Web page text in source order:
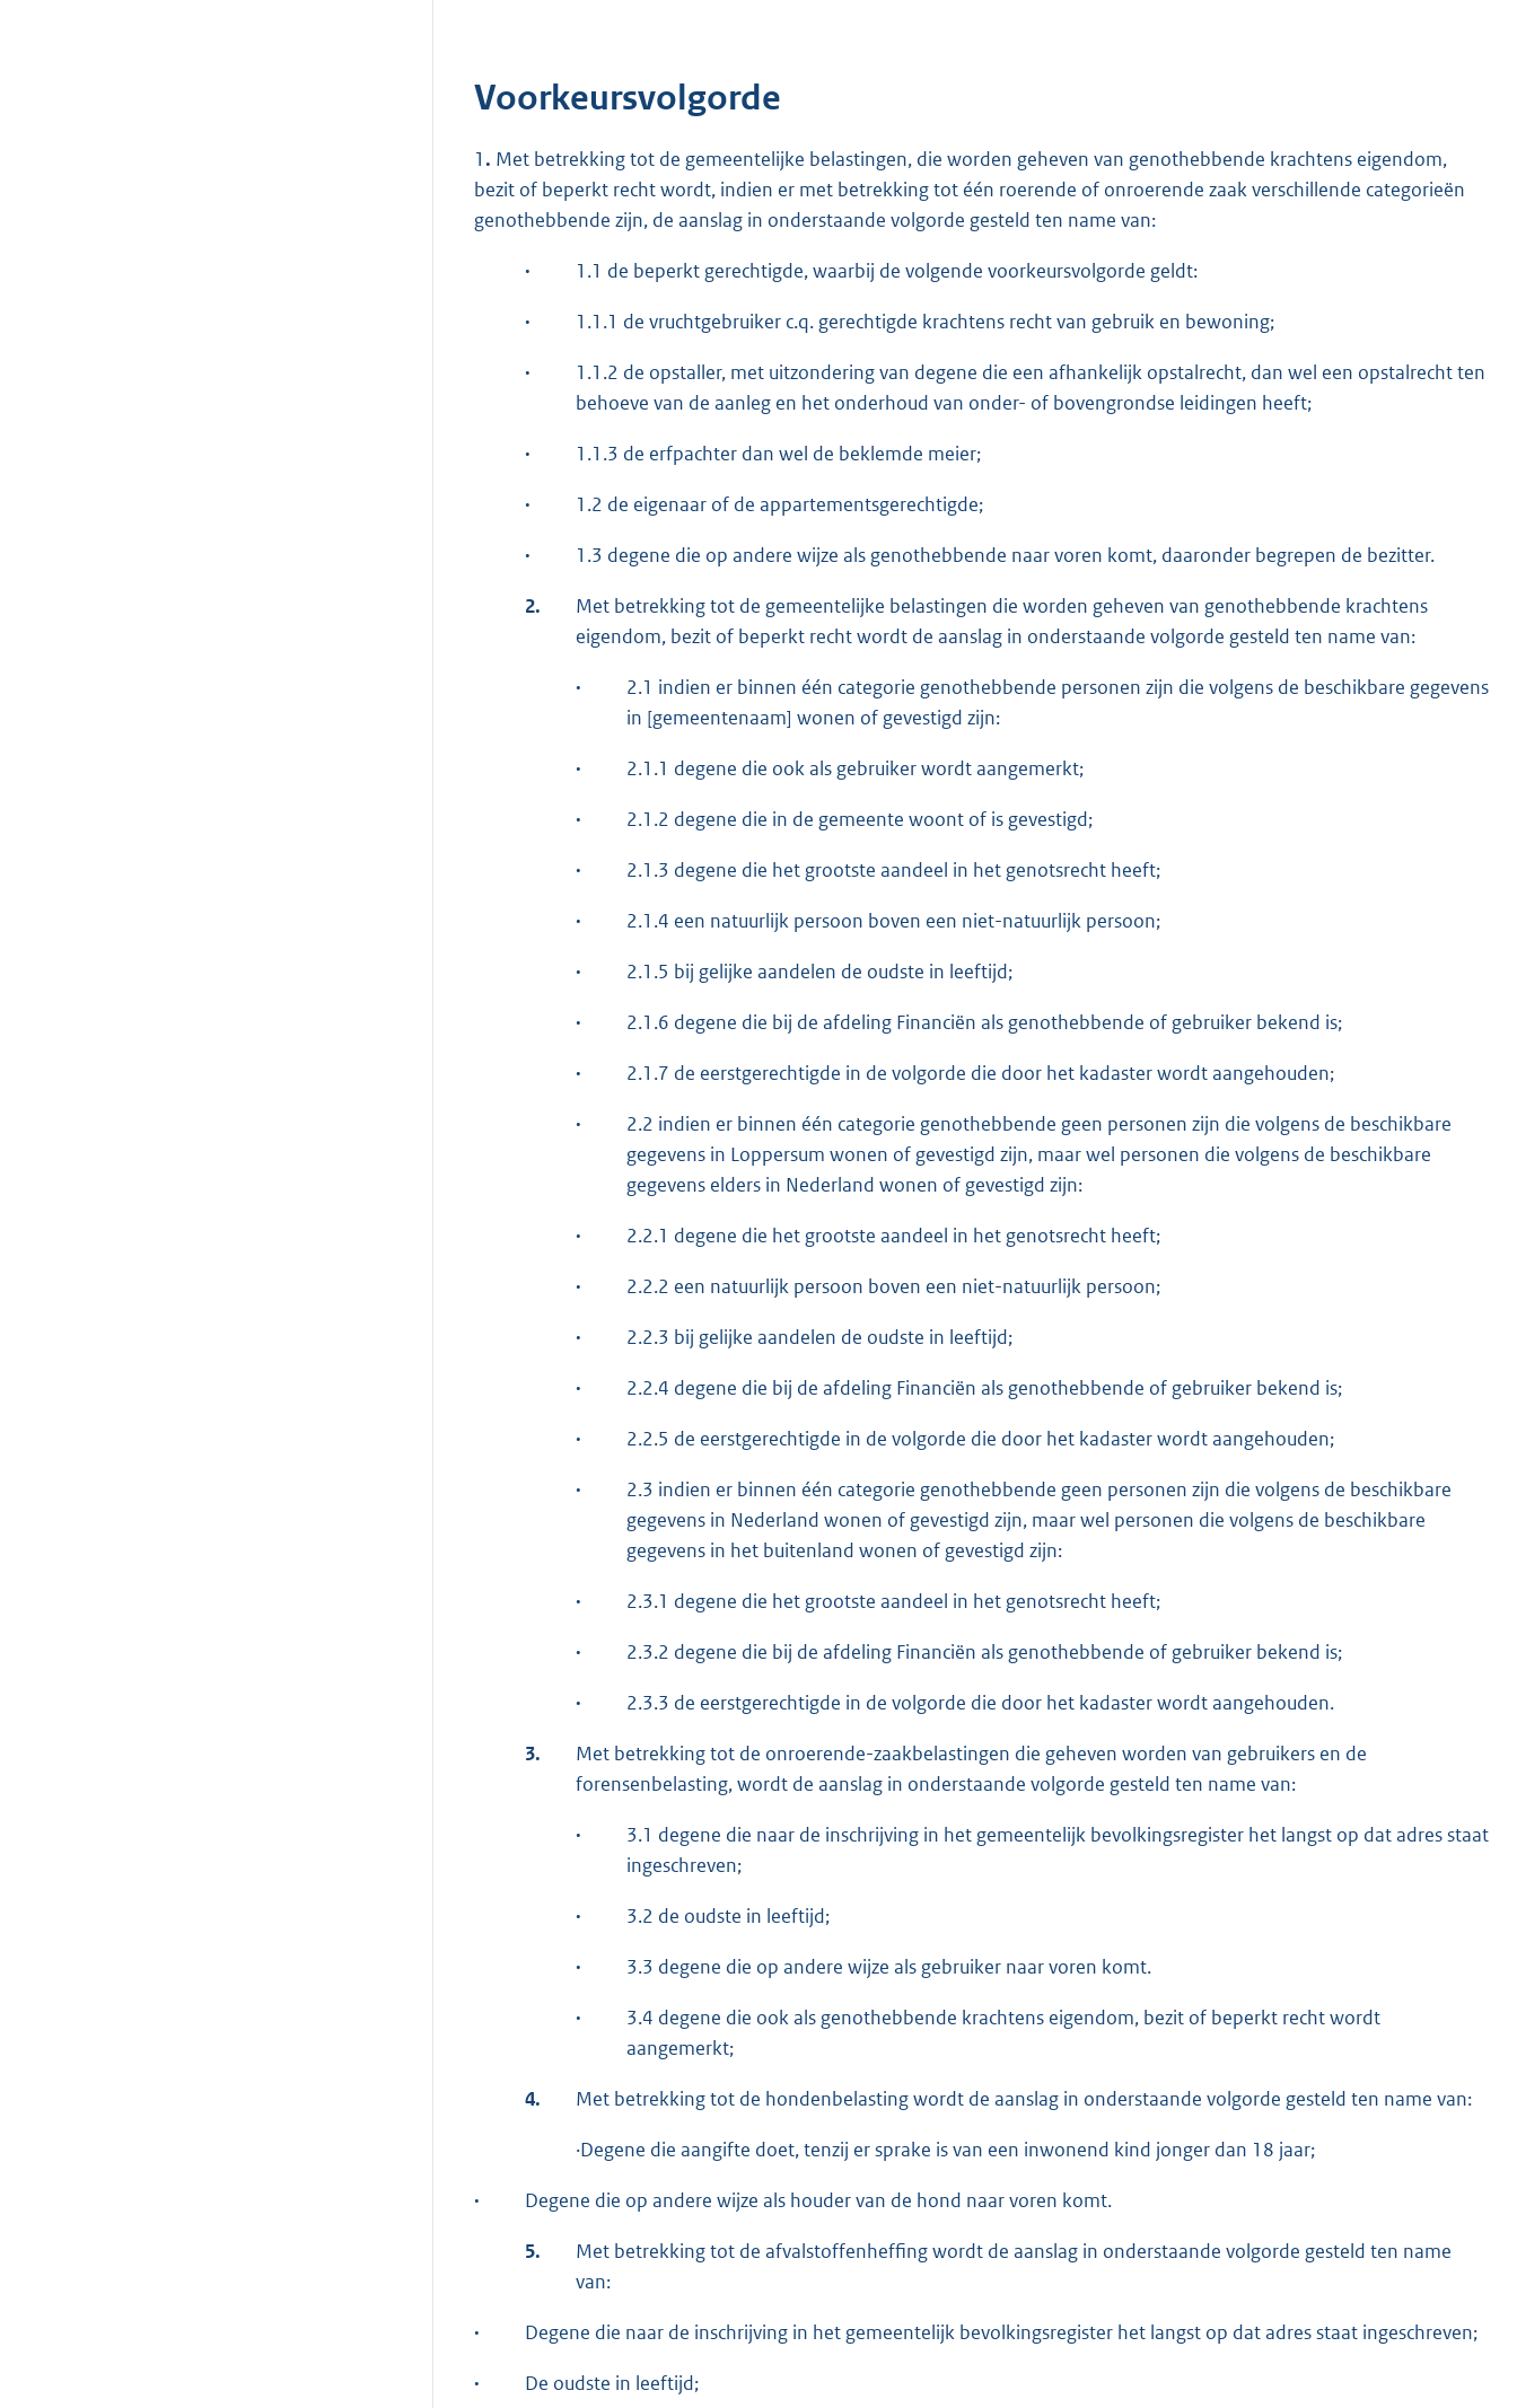
Voorkeursvolgorde
1. Met betrekking tot de gemeentelijke belastingen, die worden geheven van genothebbende krachtens eigendom,
bezit of beperkt recht wordt, indien er met betrekking tot één roerende of onroerende zaak verschillende categorieën
genothebbende zijn, de aanslag in onderstaande volgorde gesteld ten name van:
· 1.1 de beperkt gerechtigde, waarbij de volgende voorkeursvolgorde geldt:
· 1.1.1 de vruchtgebruiker c.q. gerechtigde krachtens recht van gebruik en bewoning;
·
1.1.2 de opstaller, met uitzondering van degene die een afhankelijk opstalrecht, dan wel een opstalrecht ten
behoeve van de aanleg en het onderhoud van onder- of bovengrondse leidingen heeft;
· 1.1.3 de erfpachter dan wel de beklemde meier;
· 1.2 de eigenaar of de appartementsgerechtigde;
· 1.3 degene die op andere wijze als genothebbende naar voren komt, daaronder begrepen de bezitter.
2.
Met betrekking tot de gemeentelijke belastingen die worden geheven van genothebbende krachtens
eigendom, bezit of beperkt recht wordt de aanslag in onderstaande volgorde gesteld ten name van:
·
2.1 indien er binnen één categorie genothebbende personen zijn die volgens de beschikbare gegevens
in [gemeentenaam] wonen of gevestigd zijn:
· 2.1.1 degene die ook als gebruiker wordt aangemerkt;
· 2.1.2 degene die in de gemeente woont of is gevestigd;
· 2.1.3 degene die het grootste aandeel in het genotsrecht heeft;
· 2.1.4 een natuurlijk persoon boven een niet-natuurlijk persoon;
· 2.1.5 bij gelijke aandelen de oudste in leeftijd;
· 2.1.6 degene die bij de afdeling Financiën als genothebbende of gebruiker bekend is;
· 2.1.7 de eerstgerechtigde in de volgorde die door het kadaster wordt aangehouden;
·
2.2 indien er binnen één categorie genothebbende geen personen zijn die volgens de beschikbare
gegevens in Loppersum wonen of gevestigd zijn, maar wel personen die volgens de beschikbare
gegevens elders in Nederland wonen of gevestigd zijn:
· 2.2.1 degene die het grootste aandeel in het genotsrecht heeft;
· 2.2.2 een natuurlijk persoon boven een niet-natuurlijk persoon;
· 2.2.3 bij gelijke aandelen de oudste in leeftijd;
· 2.2.4 degene die bij de afdeling Financiën als genothebbende of gebruiker bekend is;
· 2.2.5 de eerstgerechtigde in de volgorde die door het kadaster wordt aangehouden;
·
2.3 indien er binnen één categorie genothebbende geen personen zijn die volgens de beschikbare
gegevens in Nederland wonen of gevestigd zijn, maar wel personen die volgens de beschikbare
gegevens in het buitenland wonen of gevestigd zijn:
· 2.3.1 degene die het grootste aandeel in het genotsrecht heeft;
· 2.3.2 degene die bij de afdeling Financiën als genothebbende of gebruiker bekend is;
· 2.3.3 de eerstgerechtigde in de volgorde die door het kadaster wordt aangehouden.
3.
Met betrekking tot de onroerende-zaakbelastingen die geheven worden van gebruikers en de
forensenbelasting, wordt de aanslag in onderstaande volgorde gesteld ten name van:
·
3.1 degene die naar de inschrijving in het gemeentelijk bevolkingsregister het langst op dat adres staat
ingeschreven;
· 3.2 de oudste in leeftijd;
· 3.3 degene die op andere wijze als gebruiker naar voren komt.
·
3.4 degene die ook als genothebbende krachtens eigendom, bezit of beperkt recht wordt
aangemerkt;
4. Met betrekking tot de hondenbelasting wordt de aanslag in onderstaande volgorde gesteld ten name van:
·Degene die aangifte doet, tenzij er sprake is van een inwonend kind jonger dan 18 jaar;
· Degene die op andere wijze als houder van de hond naar voren komt.
5.
Met betrekking tot de afvalstoffenheffing wordt de aanslag in onderstaande volgorde gesteld ten name
van:
· Degene die naar de inschrijving in het gemeentelijk bevolkingsregister het langst op dat adres staat ingeschreven;
· De oudste in leeftijd;